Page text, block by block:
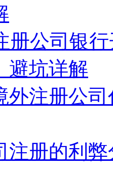
册公司银
避坑详解
外注册公
注册的利